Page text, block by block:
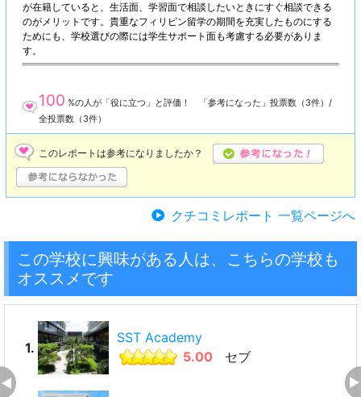
が在籍していると、生活面、学習面で相談したいときにすぐ相談できる
のがメリットです。貴重なフィリピン留学の期間を充実したものにする
ためにも、学校選びの際には学生サポート面も考慮する必要がありま
す。
100 %の人が「役に立つ」と評価！ 「参考になった」投票数（ 3件）/
全投票数（ 3件）
このレポートは参考になりましたか？
クチコミレポート 一覧ページへ
この学校に興味がある人は、こちらの学校も
オススメです
1.
SST Academy
5.00
セブ